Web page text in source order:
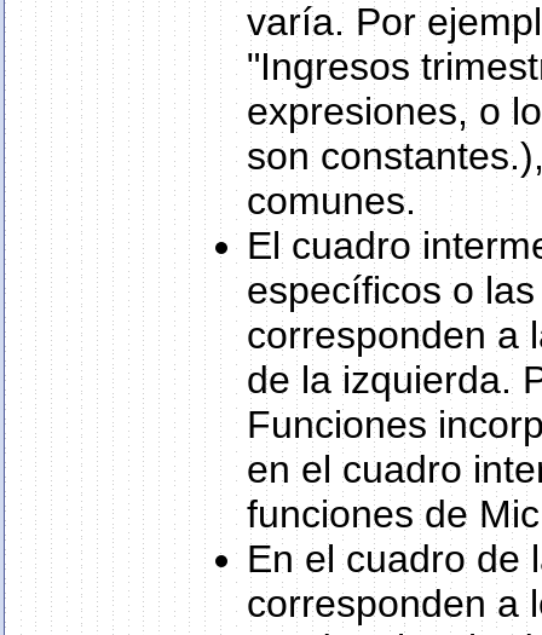
varía. Por
"Ingresos
expresiones, o
son
comunes.
El cuadro
específicos o
corresponden a
de la izquierda.
Funciones
en el cuadro
funciones de
En el cuadro de
corresponden a